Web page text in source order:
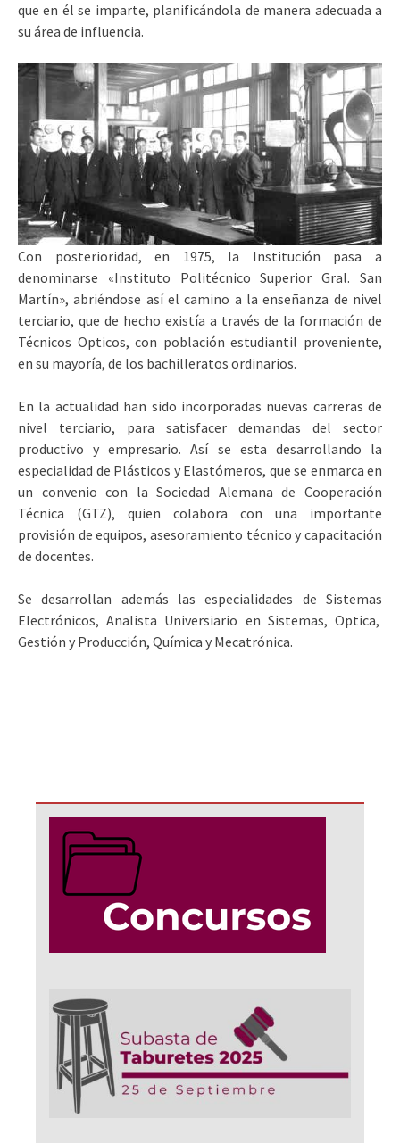
que en él se imparte, planificándola de manera adecuada a
su área de influencia.
Con posterioridad, en 1975, la Institución pasa a
denominarse «Instituto Politécnico Superior Gral. San
Martín», abriéndose así el camino a la enseñanza de nivel
terciario, que de hecho existía a través de la formación de
Técnicos Opticos, con población estudiantil proveniente,
en su mayoría, de los bachilleratos ordinarios.
En la actualidad han sido incorporadas nuevas carreras de
nivel terciario, para satisfacer demandas del sector
productivo y empresario. Así se esta desarrollando la
especialidad de Plásticos y Elastómeros, que se enmarca en
un convenio con la Sociedad Alemana de Cooperación
Técnica (GTZ), quien colabora con una importante
provisión de equipos, asesoramiento técnico y capacitación
de docentes.
Se desarrollan además las especialidades de Sistemas
Electrónicos, Analista Universiario en Sistemas, Optica,
Gestión y Producción, Química y Mecatrónica.